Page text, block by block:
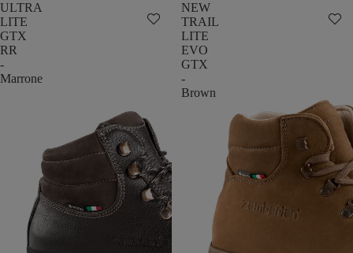
ULTRA
LITE
GTX
RR
-
Marrone
NEW
TRAIL
LITE
EVO
GTX
-
Brown